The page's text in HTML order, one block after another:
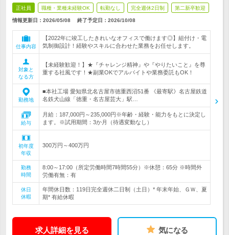
正社員 職種・業種未経験OK 転勤なし 完全週休2日制 第二新卒歓迎
情報更新日：2026/05/08 終了予定日： 2026/10/08
仕事内容
【2022年に竣工したきれいなオフィスで働けます◎】組付け・電
気制御設計！経験やスキルに合わせた業務をお任せします。
対象と
なる方
【未経験歓迎！】★『チャレンジ精神』や『やりたいこと』を尊
重する社風です！★副業OKでアルバイトや業務委託もOK！
勤務地
■本社工場 愛知県北名古屋市徳重西沼51番 《最寄駅》名古屋鉄道
名鉄犬山線「徳重・名古屋芸大」駅…
給与
月給：187,000円～235,000円※年齢・経験・能力をもとに決定し
ます。※試用期間：3か月（待遇変動なし）
初年度
年収
300万円～400万円
勤務
時間
8:00～17:00（所定労働時間7時間55分）※休憩：65分 ※時間外
労働有無：有
休日
休暇
年間休日数：119日完全週休二日制（土日）* 年末年始、ＧＷ、夏
期* 有給休暇
求人詳細を見る 気になる